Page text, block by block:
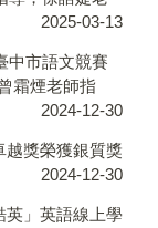
2025-03-13
中市語文競賽
霜煙老師指
2024-12-30
越獎榮獲銀質獎
2024-12-30
英」英語線上學